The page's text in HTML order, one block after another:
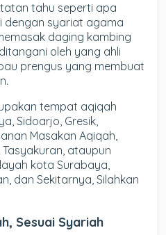
tahu seperti apa
dengan syariat agama
daging kambing
oleh yang ahli
prengus yang membuat
tempat aqiqah
Sidoarjo, Gresik,
Masakan Aqiqah,
ataupun
kota Surabaya,
dan Sekitarnya, Silahkan
Sesuai Syariah